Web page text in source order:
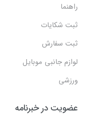
راهنما
ثبت شکایات
ثبت سفارش
لوازم جانبی موبایل
ورزشی
عضویت در خبرنامه